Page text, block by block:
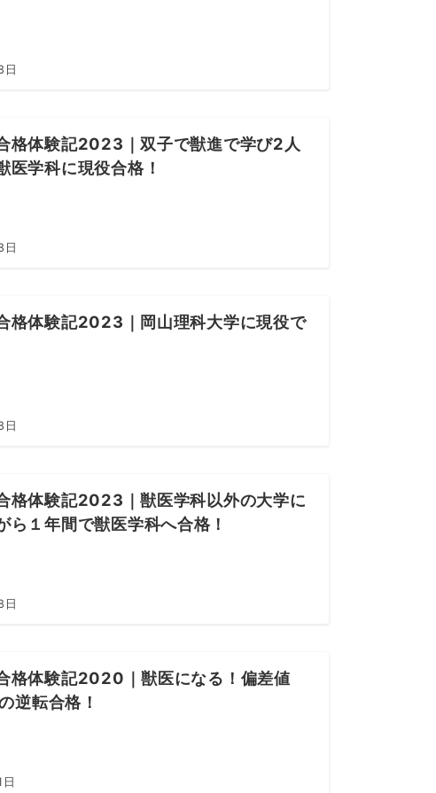
格体験記2023｜双子で獣進で学び2人
医学科に現役合格！
格体験記2023｜岡山理科大学に現役で
格体験記2023｜獣医学科以外の大学に
ら１年間で獣医学科へ合格！
格体験記2020｜獣医になる！偏差値
逆転合格！